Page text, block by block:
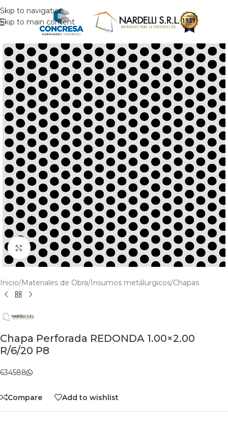
Skip to navigation
Skip to main content
Click to enlarge
Inicio/Materiales de Obra/Insumos metálurgicos/Chapas
Chapa Perforada REDONDA 1.00×2.00
R/6/20 P8
634588
Compare Add to wishlist